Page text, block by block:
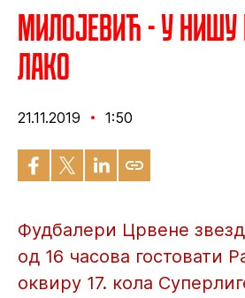
Милојевић - У Нишу
лако
21.11.2019 1:50
Фудбалери Црвене
од 16 часова гостовати
оквиру 17. кола